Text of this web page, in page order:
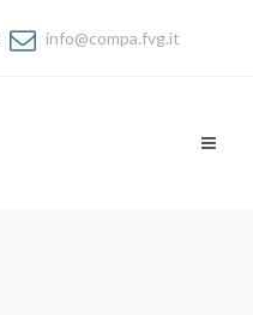
info@compa.fvg.it
Toggle